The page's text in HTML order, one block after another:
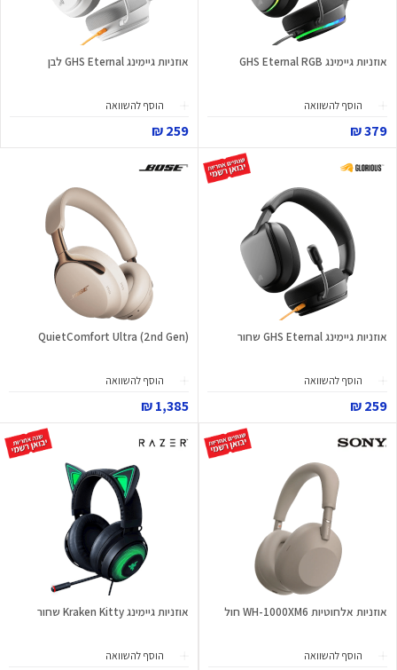
אוזניות גיימינג GHS Eternal RGB
הוסף להשוואה
379 ₪
אוזניות גיימינג GHS Eternal לבן
הוסף להשוואה
259 ₪
אוזניות גיימינג GHS Eternal שחור
הוסף להשוואה
259 ₪
QuietComfort Ultra (2nd Gen)
הוסף להשוואה
1,385 ₪
אוזניות אלחוטיות WH-1000XM6 חול
הוסף להשוואה
אוזניות גיימינג Kraken Kitty שחור
הוסף להשוואה